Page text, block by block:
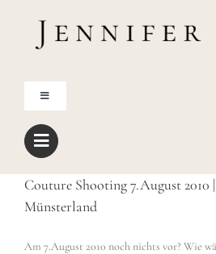
Toggle
Home
Über mich
Blog
Couture Shooting 7.August
Münsterland
Am 7.August 2010 noch nichts vor? Wie